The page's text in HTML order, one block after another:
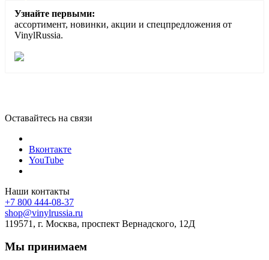
Узнайте первыми:
ассортимент, новинки, акции и спецпредложения от
VinylRussia.
Оставайтесь на связи
Вконтакте
YouTube
Наши контакты
+7 800 444-08-37
shop@vinylrussia.ru
119571, г. Москва, проспект Вернадского, 12Д
Мы принимаем